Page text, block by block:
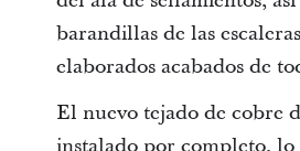
barandillas de las
elaborados acabados de
El nuevo tejado de cobre